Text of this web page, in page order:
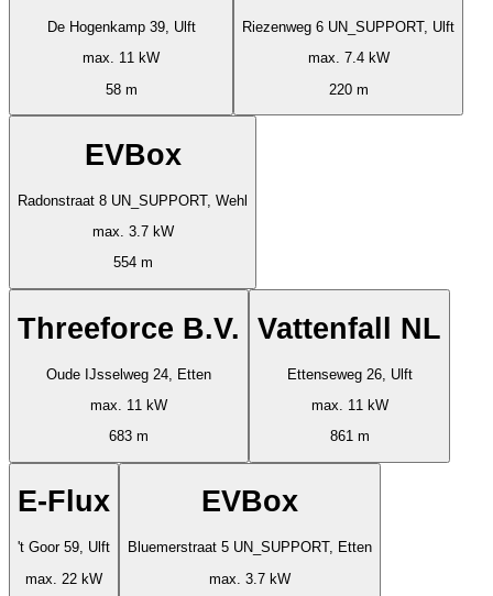
De Hogenkamp 39, Ulft
max. 11 kW
58 m
Riezenweg 6 UN_SUPPORT, Ulft
max. 7.4 kW
220 m
EVBox
Radonstraat 8 UN_SUPPORT, Wehl
max. 3.7 kW
554 m
Threeforce B.V.
Oude IJsselweg 24, Etten
max. 11 kW
683 m
Vattenfall NL
Ettenseweg 26, Ulft
max. 11 kW
861 m
E-Flux
't Goor 59, Ulft
max. 22 kW
EVBox
Bluemerstraat 5 UN_SUPPORT, Etten
max. 3.7 kW